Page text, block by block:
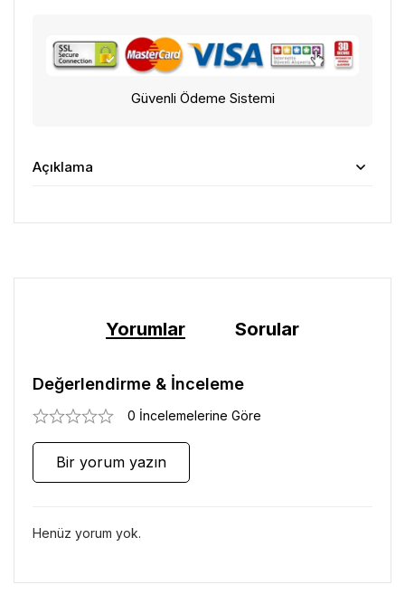
Güvenli Ödeme Sistemi
Açıklama
Yorumlar Sorular
Değerlendirme & İnceleme
0 İncelemelerine Göre
Bir yorum yazın
Henüz yorum yok.